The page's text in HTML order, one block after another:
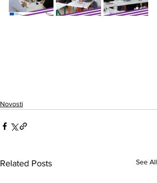
Novosti
Related Posts See All